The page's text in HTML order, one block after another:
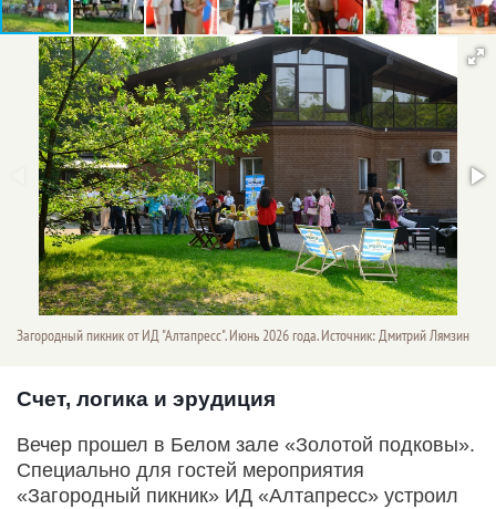
Загородный пикник от ИД "Алтапресс". Июнь 2026 года. Источник: Дмитрий Лямзин
Счет, логика и эрудиция
Вечер прошел в Белом зале «Золотой подковы».
Специально для гостей мероприятия
«Загородный пикник» ИД «Алтапресс» устроил